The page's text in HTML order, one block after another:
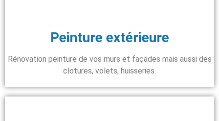
Peinture extérieure
Rénovation peinture de vos murs et façades mais aussi des
clotures, volets, huisseries.